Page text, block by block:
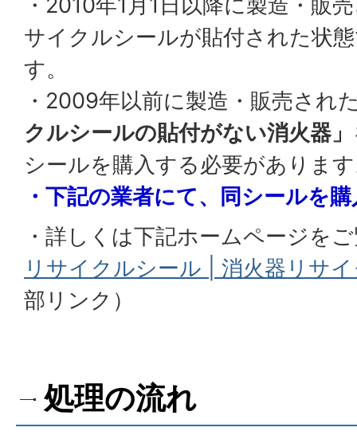
サイクルシールが貼付された状
す。
・2009年以前に製造・販売され
クルシールの貼付がない消火器」
シールを購入する必要がありま
・下記の業者にて、同シールを
・詳しくは下記ホームページを
リサイクルシール | 消火器リサ
部リンク）
処理の流れ